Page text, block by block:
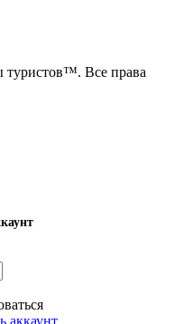
туристов™. Все права
аккаунт